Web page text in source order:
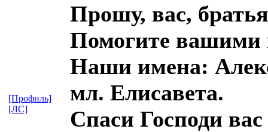
Прошу, вас,
Помогите вашими
Наши имена:
мл. Елисавета.
Спаси Господи вас
[Профиль]
[ЛС]